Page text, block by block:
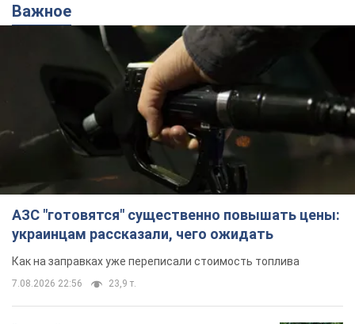
Важное
АЗС "готовятся" существенно повышать цены:
украинцам рассказали, чего ожидать
Как на заправках уже переписали стоимость топлива
7.08.2026 22:56 23,9 т.